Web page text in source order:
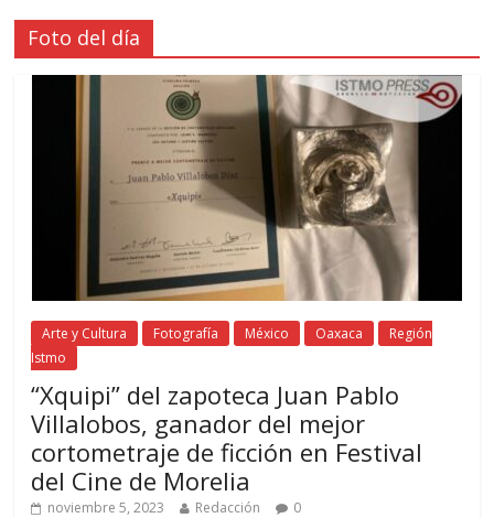
Foto del día
Arte y Cultura Fotografía México Oaxaca
Región
Istmo
“Xquipi” del zapoteca Juan Pablo
Villalobos, ganador del mejor
cortometraje de ficción en Festival
del Cine de Morelia
noviembre 5, 2023 Redacción 0